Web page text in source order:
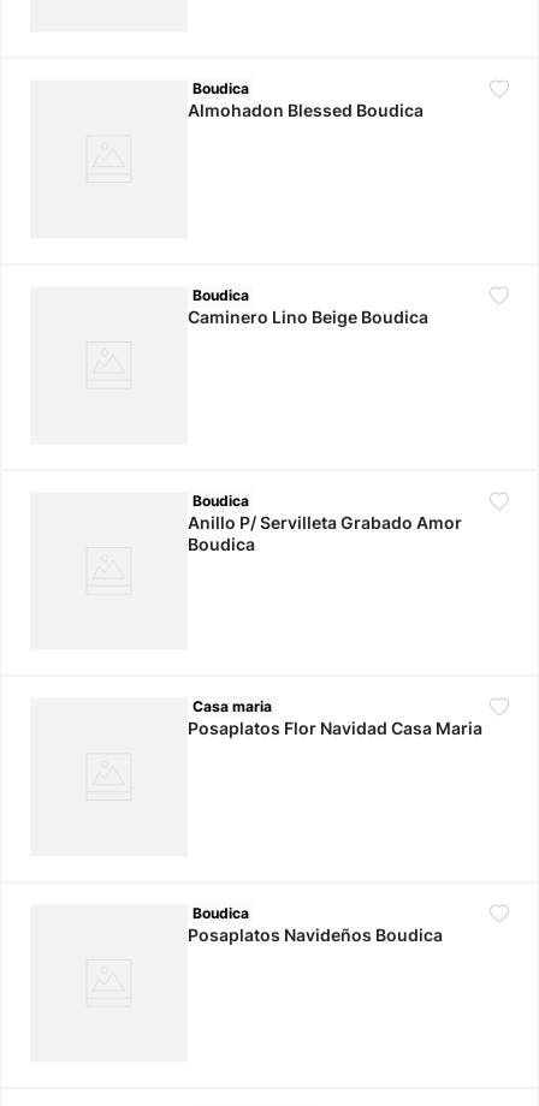
Boudica
Almohadon Blessed Boudica
Boudica
Caminero Lino Beige Boudica
Boudica
Anillo P/ Servilleta Grabado Amor
Boudica
Casa maria
Posaplatos Flor Navidad Casa Maria
Boudica
Posaplatos Navideños Boudica